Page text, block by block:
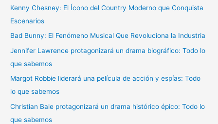
r
p
o
r
:
Kenny Chesney: El Ícono del Country Moderno que Conquista
Escenarios
Bad Bunny: El Fenómeno Musical Que Revoluciona la Industria
Jennifer Lawrence protagonizará un drama biográfico: Todo lo
que sabemos
Margot Robbie liderará una película de acción y espías: Todo
lo que sabemos
Christian Bale protagonizará un drama histórico épico: Todo lo
que sabemos